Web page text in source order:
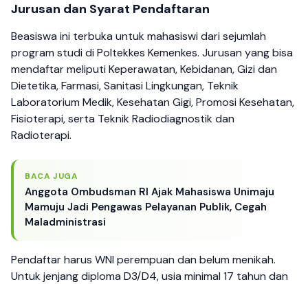
Jurusan dan Syarat Pendaftaran
Beasiswa ini terbuka untuk mahasiswi dari sejumlah
program studi di Poltekkes Kemenkes. Jurusan yang bisa
mendaftar meliputi Keperawatan, Kebidanan, Gizi dan
Dietetika, Farmasi, Sanitasi Lingkungan, Teknik
Laboratorium Medik, Kesehatan Gigi, Promosi Kesehatan,
Fisioterapi, serta Teknik Radiodiagnostik dan
Radioterapi.
BACA JUGA
Anggota Ombudsman RI Ajak Mahasiswa Unimaju
Mamuju Jadi Pengawas Pelayanan Publik, Cegah
Maladministrasi
Pendaftar harus WNI perempuan dan belum menikah.
Untuk jenjang diploma D3/D4, usia minimal 17 tahun dan